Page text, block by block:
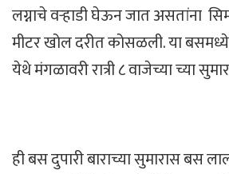
लग्नाचे वऱ्हाडी घेऊन जात असतांना
मीटर खोल दरीत कोसळली. या
येथे मंगळावरी रात्री ८ वाजेच्या च्या
ही बस दुपारी बाराच्या सुमारास बस